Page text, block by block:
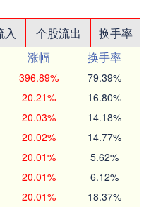
入 个股流出
换手率
涨幅
换手率
396.89% 79.39%
20.21% 16.80%
20.03% 14.18%
20.02% 14.77%
20.01% 5.62%
20.01% 6.12%
20.01% 18.37%